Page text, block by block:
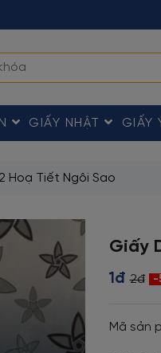
GIẤY NHẬT GIẤY
Hoạ Tiết Ngôi Sao
Giấy
1đ 2đ -
Mã sản